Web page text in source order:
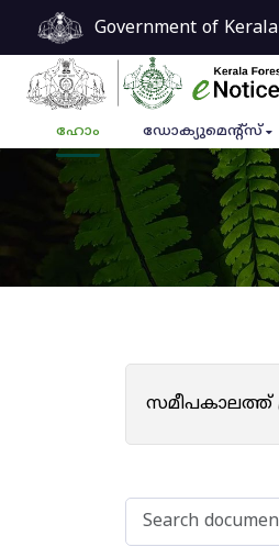
Government of Kerala
ഹോം ഡോക്യുമെൻ്റ്സ്
സമീപകാലത്ത്